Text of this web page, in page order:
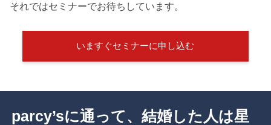
それではセミナーでお待ちしています。
いますぐセミナーに申し込む
parcy’sに通って、結婚した人は星